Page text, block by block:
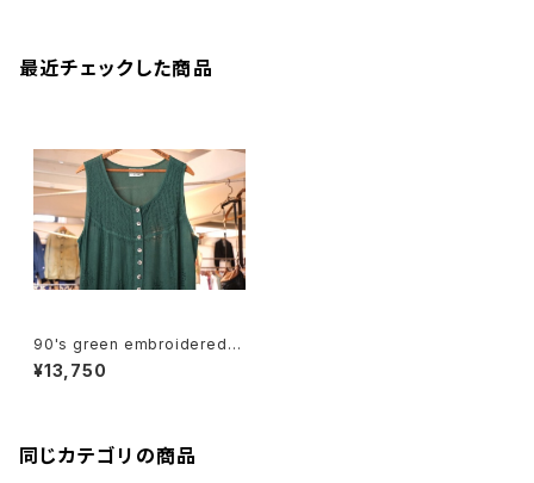
最近チェックした商品
90's green embroidered r
ayon sleeveless Dress
¥13,750
同じカテゴリの商品